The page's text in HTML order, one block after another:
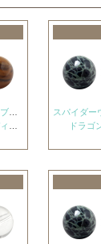
ドラゴ